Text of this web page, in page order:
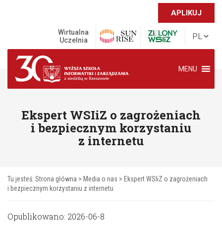
APLIKUJ
Wirtualna
Uczelnia
MENU
Ekspert WSIiZ o zagrożeniach
i bezpiecznym korzystaniu
z internetu
Tu jesteś: Strona główna > Media o nas > Ekspert WSIiZ o zagrożeniach
i bezpiecznym korzystaniu z internetu
Opublikowano: 2026-06-8